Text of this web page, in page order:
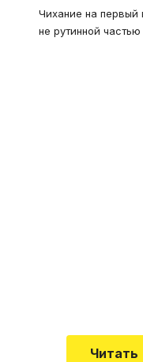
Чихание на первый
не рутинной
Читать